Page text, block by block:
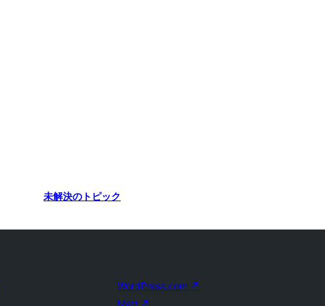
未解決のトピック
WordPress.com ↗
Matt ↗